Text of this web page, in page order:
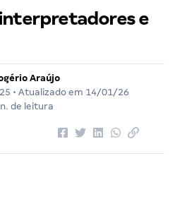
e
Araújo
• Atualizado em 14/01/26
de leitura